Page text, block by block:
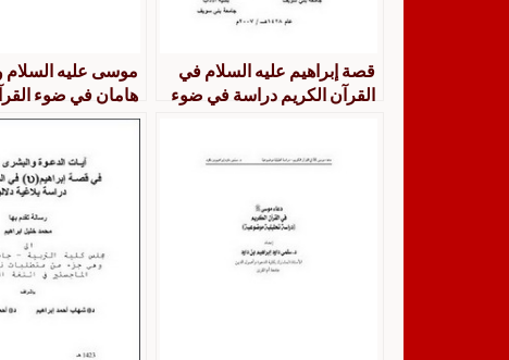
قصة إبراهيم عليه السلام في
القرآن الكريم دراسة في ضوء
موسى عليه السلام
هامان في ضوء
دراسة تحليلية